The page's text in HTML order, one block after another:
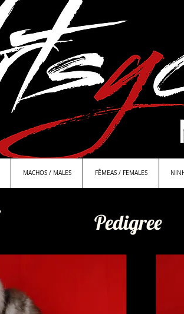
Pedigree
MACHOS / MALES FÊMEAS / FEMALES